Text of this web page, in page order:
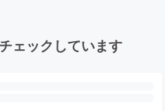
ェックしています